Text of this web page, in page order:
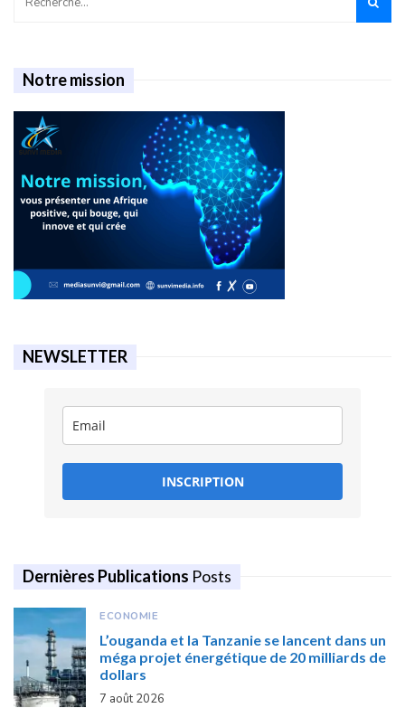
Notre mission
NEWSLETTER
INSCRIPTION
Dernières Publications Posts
ECONOMIE
L’ouganda et la Tanzanie se lancent dans un
méga projet énergétique de 20 milliards de
dollars
7 août 2026